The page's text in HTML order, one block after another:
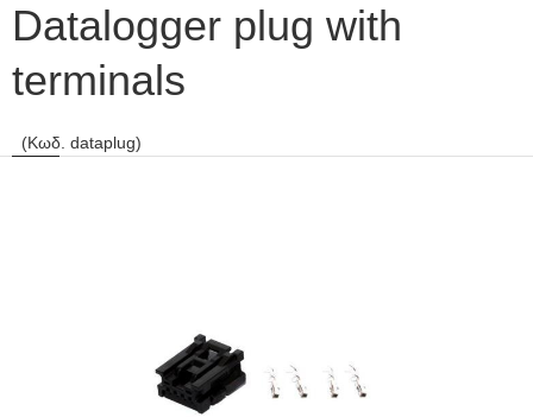
Datalogger plug with
terminals
(Κωδ. dataplug)